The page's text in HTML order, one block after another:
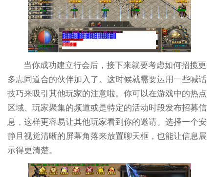
当你成功建立行会后，接下来就要考虑如何招揽更
多志同道合的伙伴加入了。这时候就需要运用一些喊话
技巧来吸引其他玩家的注意啦。你可以在游戏中的热点
区域、玩家聚集的频道或是特定的活动时段发布招募信
息，这样更容易让其他玩家看到你的邀请。选择一个安
静且视觉清晰的屏幕角落来放置聊天框，也能让信息展
示得更清楚。